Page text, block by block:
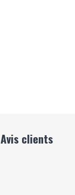
Avis clients